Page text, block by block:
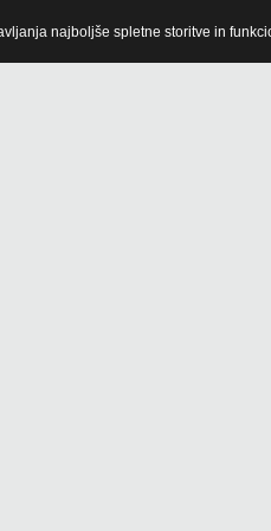
najboljše spletne storitve in